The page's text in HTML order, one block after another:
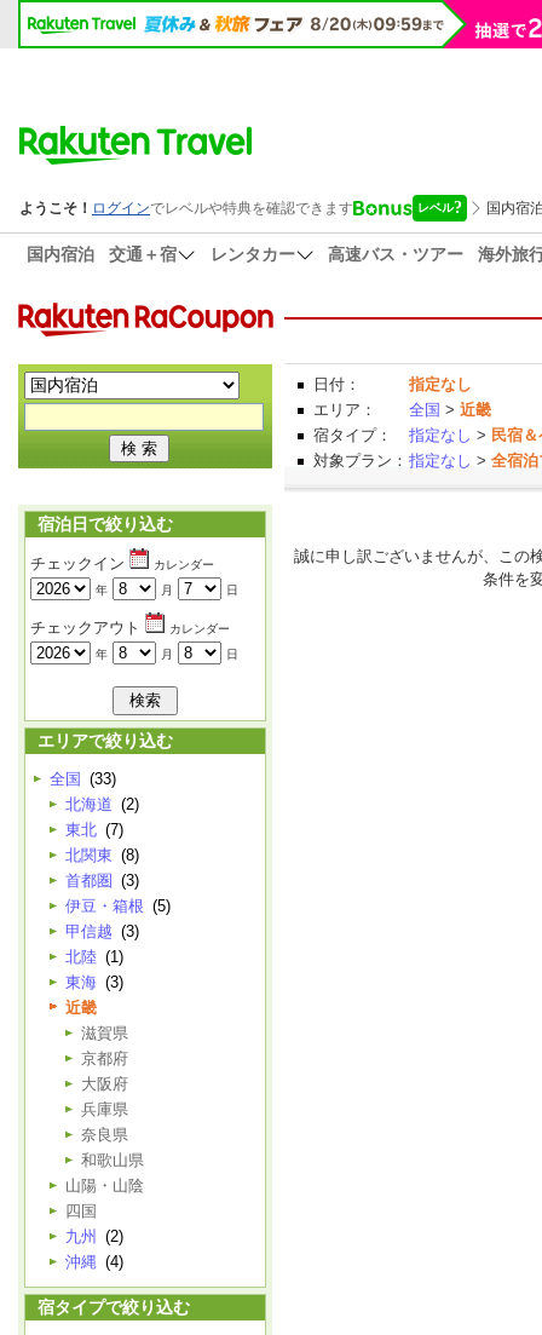
国内宿泊 交通＋宿 レンタカー 高速バス・ツアー 海外旅
日付：
指定なし
エリア：
全国 > 近畿
宿タイプ：
指定なし > 民宿
対象プラン： 指定なし > 全宿泊
宿泊日で絞り込む
チェックイン
カレンダー
年
月 日
チェックアウト
カレンダー
年
月 日
エリアで絞り込む
全国 (33)
北海道 (2)
東北 (7)
北関東 (8)
首都圏 (3)
伊豆・箱根 (5)
甲信越 (3)
北陸 (1)
東海 (3)
近畿
滋賀県
京都府
大阪府
兵庫県
奈良県
和歌山県
山陽・山陰
四国
九州
(2)
沖縄 (4)
宿タイプで絞り込む
誠に申し訳ございませんが、この
条件を